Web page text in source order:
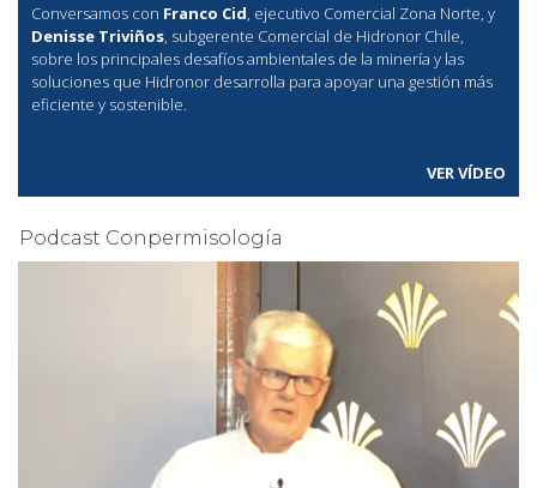
Conversamos con Franco Cid, ejecutivo Comercial Zona Norte, y
Denisse Triviños, subgerente Comercial de Hidronor Chile,
sobre los principales desafíos ambientales de la minería y las
soluciones que Hidronor desarrolla para apoyar una gestión más
eficiente y sostenible.
VER VÍDEO
Podcast Conpermisología